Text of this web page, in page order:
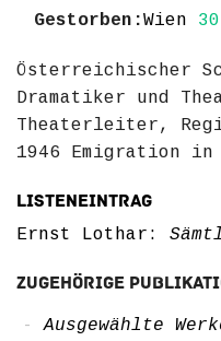
Gestorben:Wien
Österreichischer
Dramatiker und
Theaterleiter,
1946 Emigration in
Listeneintrag
Ernst Lothar:
Zugehörige
Ausgewählte